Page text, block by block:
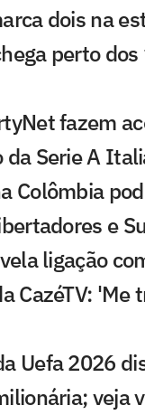
dois na
perto
fazem
Serie A
Colômbia
e
ligação
CazéTV: 'Me
Uefa 2026
veja